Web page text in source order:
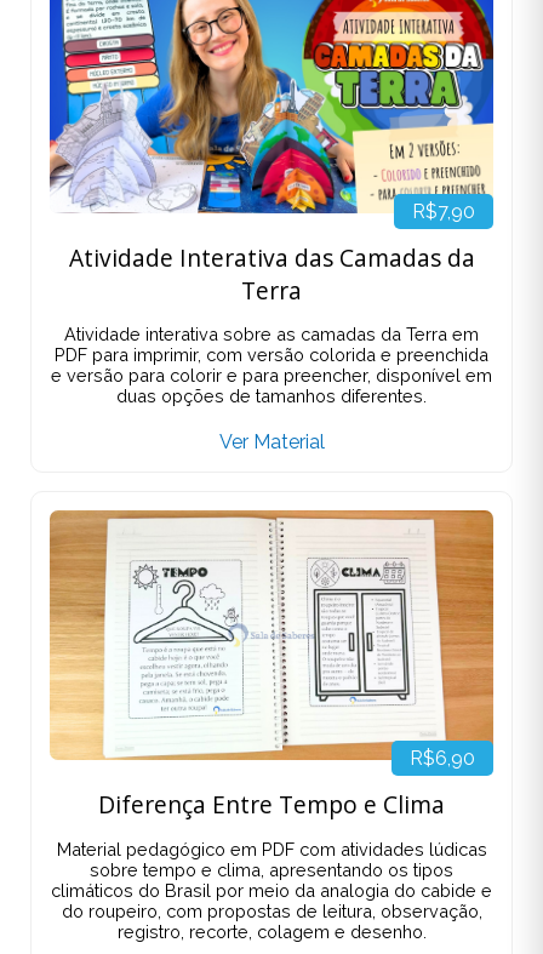
R$7,90
Atividade Interativa das Camadas da
Terra
Atividade interativa sobre as camadas da Terra em
PDF para imprimir, com versão colorida e preenchida
e versão para colorir e para preencher, disponível em
duas opções de tamanhos diferentes.
Ver Material
R$6,90
Diferença Entre Tempo e Clima
Material pedagógico em PDF com atividades lúdicas
sobre tempo e clima, apresentando os tipos
climáticos do Brasil por meio da analogia do cabide e
do roupeiro, com propostas de leitura, observação,
registro, recorte, colagem e desenho.